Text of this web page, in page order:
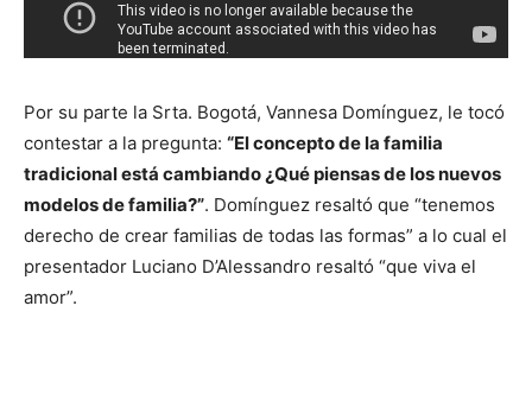
Por su parte la Srta. Bogotá, Vannesa Domínguez, le tocó
contestar a la pregunta: “El concepto de la familia
tradicional está cambiando ¿Qué piensas de los nuevos
modelos de familia?”. Domínguez resaltó que “tenemos
derecho de crear familias de todas las formas” a lo cual el
presentador Luciano D’Alessandro resaltó “que viva el
amor”.